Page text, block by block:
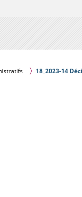
18_2023-14